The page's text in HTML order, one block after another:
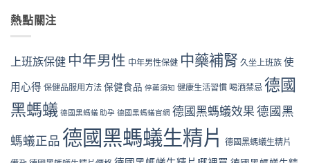
熱點關注
上班族保健 中年男性 中年男性保健 中藥補腎 久坐上班族 使
用心得 保健品服用方法 保健食品 停藥須知 健康生活習慣 喝酒禁忌 德國
黑螞蟻 德國黑螞蟻 助孕 德國黑螞蟻官網 德國黑螞蟻效果德國黑
螞蟻正品 德國黑螞蟻生精片 德國黑螞蟻生精片